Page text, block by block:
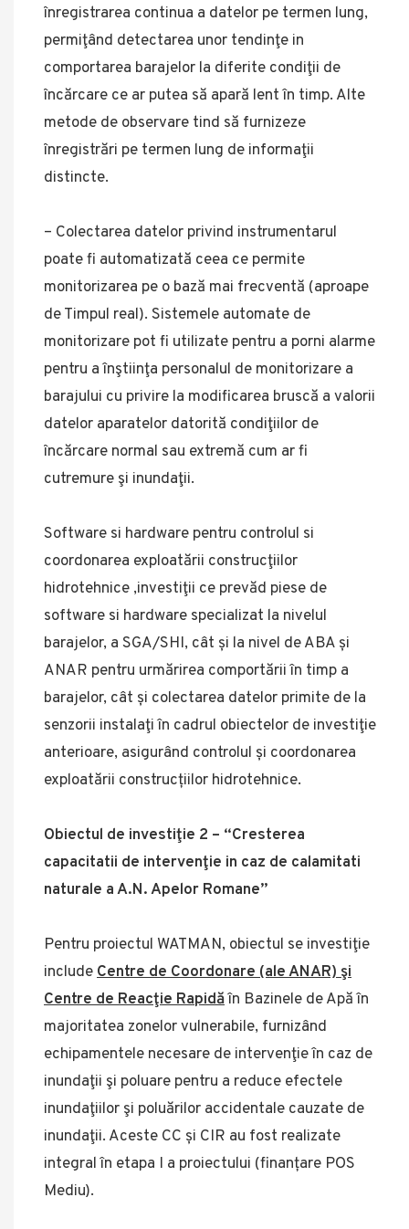
înregistrarea continua a datelor pe termen lung,
permiţând detectarea unor tendinţe in
comportarea barajelor la diferite condiţii de
încărcare ce ar putea să apară lent în timp. Alte
metode de observare tind să furnizeze
înregistrări pe termen lung de informaţii
distincte.
– Colectarea datelor privind instrumentarul
poate fi automatizată ceea ce permite
monitorizarea pe o bază mai frecventă (aproape
de Timpul real). Sistemele automate de
monitorizare pot fi utilizate pentru a porni alarme
pentru a înştiinţa personalul de monitorizare a
barajului cu privire la modificarea bruscă a valorii
datelor aparatelor datorită condiţiilor de
încărcare normal sau extremă cum ar fi
cutremure şi inundaţii.
Software si hardware pentru controlul si
coordonarea exploatării construcţiilor
hidrotehnice ,investiţii ce prevăd piese de
software si hardware specializat la nivelul
barajelor, a SGA/SHI, cât și la nivel de ABA și
ANAR pentru urmărirea comportării în timp a
barajelor, cât și colectarea datelor primite de la
senzorii instalaţi în cadrul obiectelor de investiţie
anterioare, asigurând controlul și coordonarea
exploatării construcțiilor hidrotehnice.
Obiectul de investiţie 2 – “Cresterea
capacitatii de intervenţie in caz de calamitati
naturale a A.N. Apelor Romane”
Pentru proiectul WATMAN, obiectul se investiţie
includeCentre de Coordonare (ale ANAR) şi
Centre de Reacţie Rapidăîn Bazinele de Apă în
majoritatea zonelor vulnerabile, furnizând
echipamentele necesare de intervenţie în caz de
inundaţii şi poluare pentru a reduce efectele
inundaţiilor şi poluărilor accidentale cauzate de
inundaţii. Aceste CC și CIR au fost realizate
integral în etapa I a proiectului (finanțare POS
Mediu).